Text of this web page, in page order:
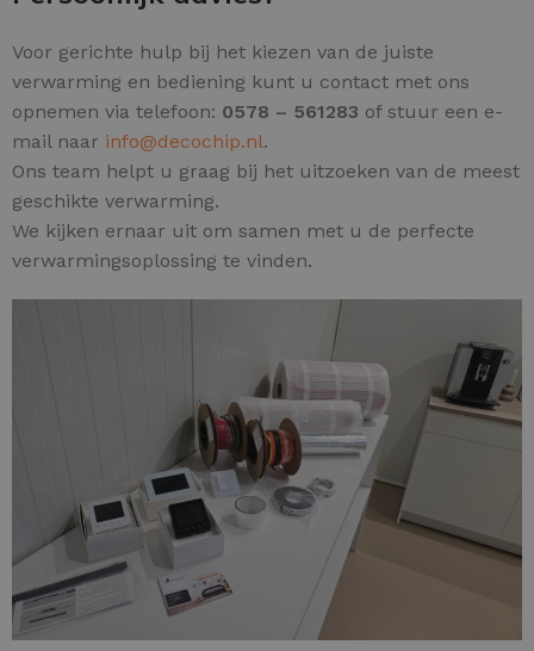
Voor gerichte hulp bij het kiezen van de juiste
verwarming en bediening kunt u contact met ons
opnemen via telefoon: 0578 – 561283 of stuur een e-
mail naar info@decochip.nl.
Ons team helpt u graag bij het uitzoeken van de meest
geschikte verwarming.
We kijken ernaar uit om samen met u de perfecte
verwarmingsoplossing te vinden.